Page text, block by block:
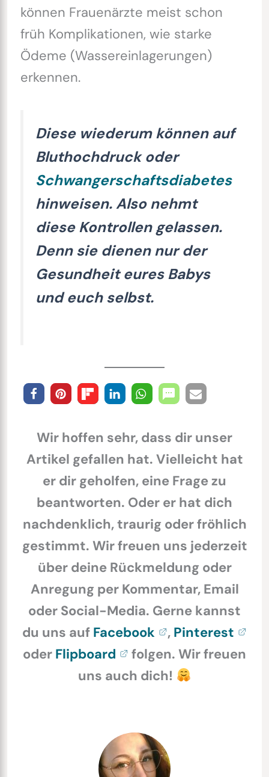
können Frauenärzte meist schon
früh Komplikationen, wie starke
Ödeme (Wassereinlagerungen)
erkennen.
Diese wiederum können auf
Bluthochdruck oder
Schwangerschaftsdiabetes
hinweisen. Also nehmt
diese Kontrollen gelassen.
Denn sie dienen nur der
Gesundheit eures Babys
und euch selbst.
Wir hoffen sehr, dass dir unser
Artikel gefallen hat. Vielleicht hat
er dir geholfen, eine Frage zu
beantworten. Oder er hat dich
nachdenklich, traurig oder fröhlich
gestimmt. Wir freuen uns jederzeit
über deine Rückmeldung oder
Anregung per Kommentar, Email
oder Social-Media. Gerne kannst
du uns auf Facebook , Pinterest
oder Flipboard
folgen. Wir freuen
uns auch dich!